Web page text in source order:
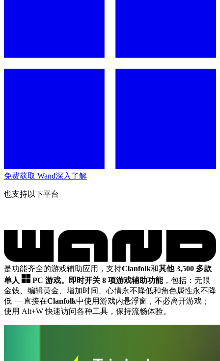
免费获取 Wand深入了解
也支持以下平台
是功能齐全的游戏辅助应用，支持Clanfolk和其他 3,500 多款
单人
PC 游戏。 即时开关 8 项游戏辅助功能，包括：无限
金钱、编辑黄金、增加时间、心情永不降低和角色属性永不降
低 — 直接在Clanfolk中使用游戏内悬浮窗，不必离开游戏；
使用 Alt+W 快速访问各种工具，保持流畅体验。